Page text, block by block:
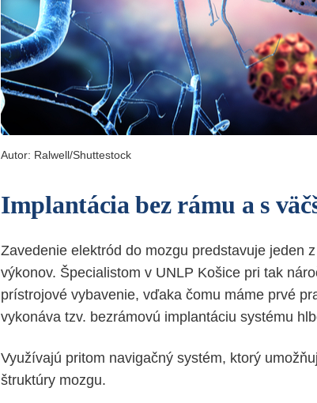
Autor: Ralwell/Shuttestock
Implantácia bez rámu a s
Zavedenie elektród do mozgu predstavuje jeden
výkonov. Špecialistom v UNLP Košice pri tak
prístrojové vybavenie, vďaka čomu máme prvé
vykonáva tzv. bezrámovú implantáciu systému
Využívajú pritom navigačný systém, ktorý
štruktúry mozgu.